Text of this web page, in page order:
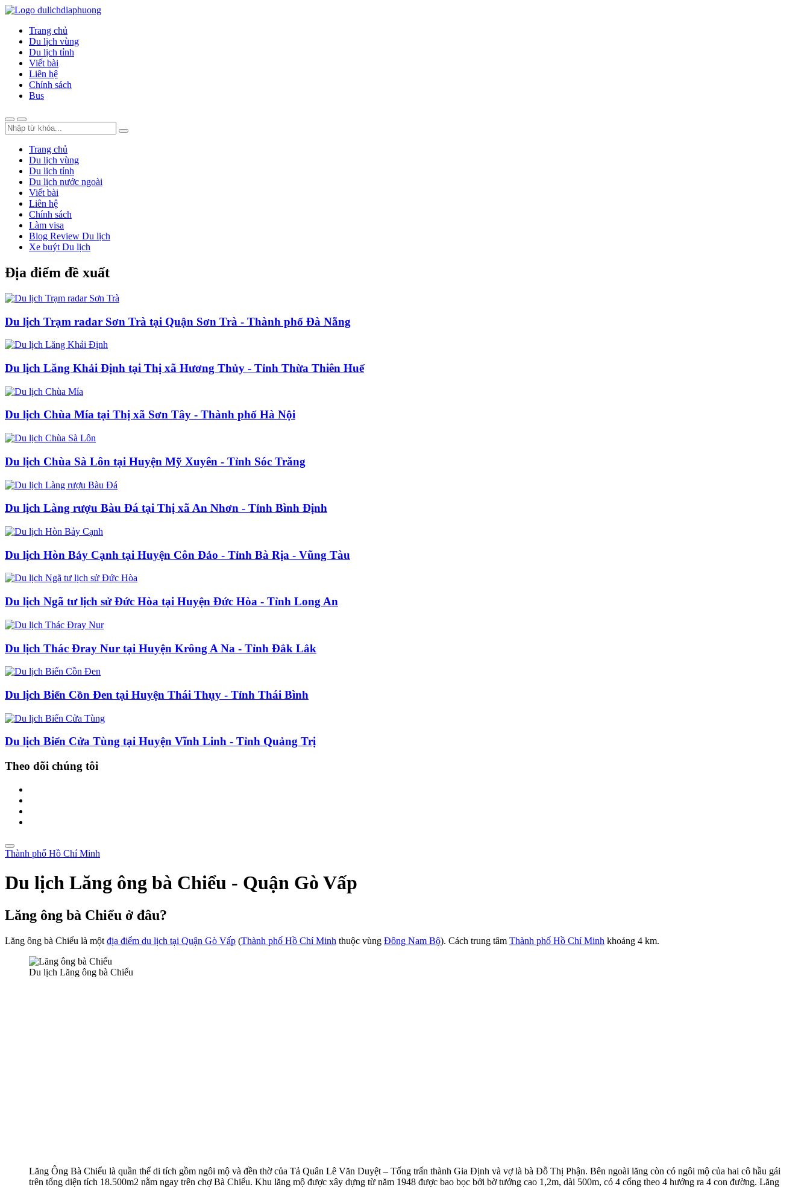
Trang chủ
Du lịch vùng
Du lịch tỉnh
Viết bài
Liên hệ
Chính sách
Bus
Trang chủ
Du lịch vùng
Du lịch tỉnh
Du lịch nước ngoài
Viết bài
Liên hệ
Chính sách
Làm visa
Blog Review Du lịch
Xe buýt Du lịch
Địa điểm đề xuất
Du lịch Trạm radar Sơn Trà tại Quận Sơn Trà - Thành phố Đà Nẵng
Du lịch Lăng Khải Định tại Thị xã Hương Thủy - Tỉnh Thừa Thiên Huế
Du lịch Chùa Mía tại Thị xã Sơn Tây - Thành phố Hà Nội
Du lịch Chùa Sà Lôn tại Huyện Mỹ Xuyên - Tỉnh Sóc Trăng
Du lịch Làng rượu Bàu Đá tại Thị xã An Nhơn - Tỉnh Bình Định
Du lịch Hòn Bảy Cạnh tại Huyện Côn Đảo - Tỉnh Bà Rịa - Vũng Tàu
Du lịch Ngã tư lịch sử Đức Hòa tại Huyện Đức Hòa - Tỉnh Long An
Du lịch Thác Đray Nur tại Huyện Krông A Na - Tỉnh Đắk Lắk
Du lịch Biển Cồn Đen tại Huyện Thái Thụy - Tỉnh Thái Bình
Du lịch Biển Cửa Tùng tại Huyện Vĩnh Linh - Tỉnh Quảng Trị
Theo dõi chúng tôi
Thành phố Hồ Chí Minh
Du lịch Lăng ông bà Chiểu - Quận Gò Vấp
Lăng ông bà Chiểu ở đâu?
Lăng ông bà Chiểu là một địa điểm du lịch tại Quận Gò Vấp (Thành phố Hồ Chí Minh thuộc vùng Đông Nam Bộ). Cách trung tâm Thành phố Hồ Chí Minh khoảng 4 km.
Du lịch Lăng ông bà Chiểu
Lăng Ông Bà Chiểu là quần thể di tích gồm ngôi mộ và đền thờ của Tả Quân Lê Văn Duyệt – Tống trấn thành Gia Định và vợ là bà Đỗ Thị Phận. Bên ngoài lăng còn có ngôi mộ của hai cô hầu gái
trên tổng diện tích 18.500m2 nằm ngay trên chợ Bà Chiểu. Khu lăng mộ được xây dựng từ năm 1948 được bao bọc bởi bờ tưởng cao 1,2m, dài 500m, có 4 cổng theo 4 hướng ra 4 con đường. Lăng